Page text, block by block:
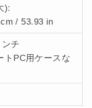
):
/ 53.93 in
ンチ
トPC用ケースな